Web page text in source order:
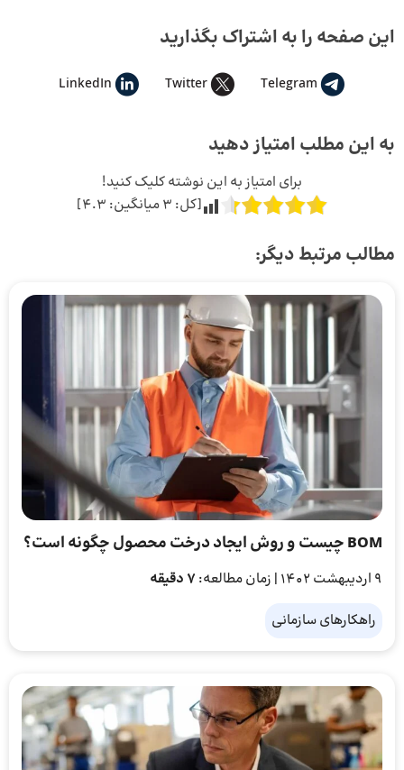
این صفحه را به اشتراک بگذارید
Telegram
Twitter
LinkedIn
به این مطلب امتیاز دهید
برای امتیاز به این نوشته کلیک کنید!
[کل: 3میانگین: 4.3
]
مطالب مرتبط دیگر:
BOM چیست و روش ایجاد درخت محصول چگونه است؟
9 اردیبهشت 1402 | زمان مطالعه: 7 دقیقه
راهکارهای سازمانی